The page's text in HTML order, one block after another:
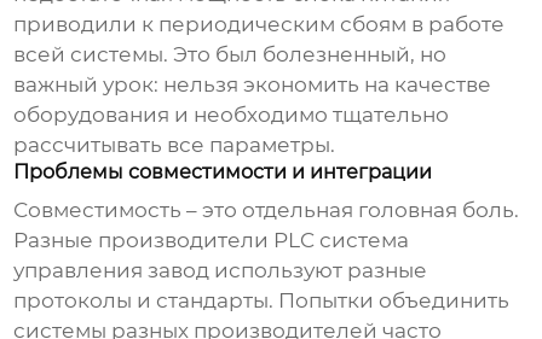
приводили к периодическим сбоям в работе
всей системы. Это был болезненный, но
важный урок: нельзя экономить на качестве
оборудования и необходимо тщательно
рассчитывать все параметры.
Проблемы совместимости и интеграции
Совместимость – это отдельная головная боль.
Разные производители PLC система
управления завод используют разные
протоколы и стандарты. Попытки объединить
системы разных производителей часто